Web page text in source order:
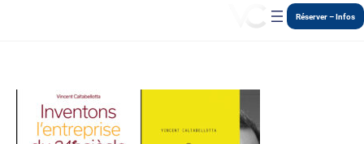
Réserver – Infos